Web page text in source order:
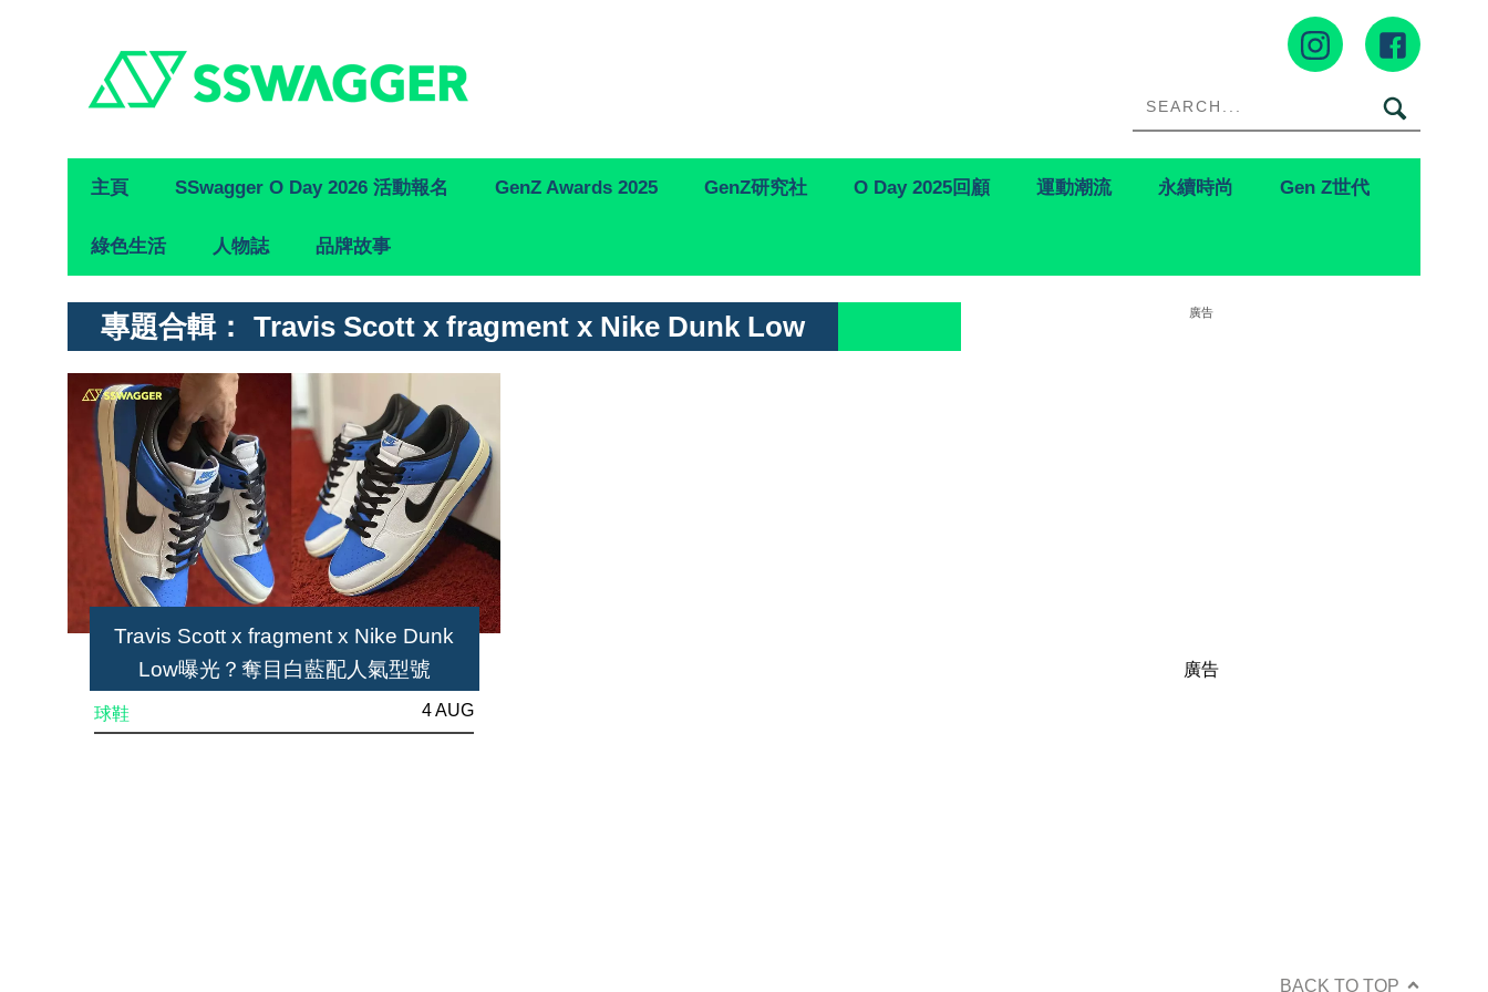
Primary
Navigation
主頁 SSwagger O Day 2026 活動報名 GenZ Awards 2025 GenZ研究社 O Day 2025回顧 運動潮流 永續時尚 Gen Z世代
綠色生活 人物誌 品牌故事
專題合輯： Travis Scott x fragment x Nike Dunk Low
Travis Scott x fragment x Nike Dunk
Low曝光？奪目白藍配人氣型號
球鞋 4 AUG
廣告
廣告
BACK TO TOP